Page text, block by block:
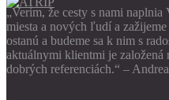
„Verím, že cesty s nami naplnia
miesta a nových ľudí a
ostanú a budeme sa k nim s
aktuálnymi klientmi je založená
dobrých referenciách.“ –